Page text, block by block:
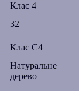
Клас 4
32
Клас С4
Натуральне
дерево